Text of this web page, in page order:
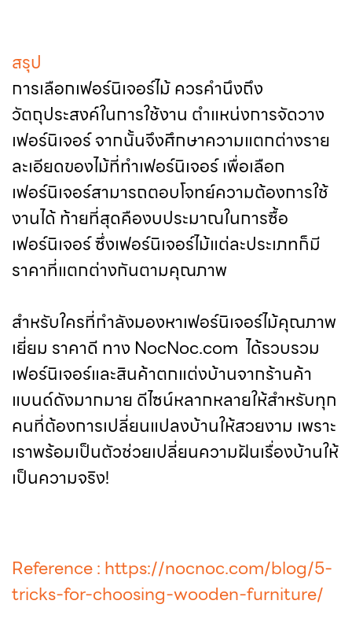
สรุป
การเลือกเฟอร์นิเจอร์ไม้ ควรคำนึงถึง
วัตถุประสงค์ในการใช้งาน ตำแหน่งการจัดวาง
เฟอร์นิเจอร์ จากนั้นจึงศึกษาความแตกต่างราย
ละเอียดของไม้ที่ทำเฟอร์นิเจอร์ เพื่อเลือก
เฟอร์นิเจอร์สามารถตอบโจทย์ความต้องการใช้
งานได้ ท้ายที่สุดคืองบประมาณในการซื้อ
เฟอร์นิเจอร์ ซึ่งเฟอร์นิเจอร์ไม้แต่ละประเภทก็มี
ราคาที่แตกต่างกันตามคุณภาพ
สำหรับใครที่กำลังมองหาเฟอร์นิเจอร์ไม้คุณภาพ
เยี่ยม ราคาดี ทาง NocNoc.com ได้รวบรวม
เฟอร์นิเจอร์และสินค้าตกแต่งบ้านจากร้านค้า
แบนด์ดังมากมาย ดีไซน์หลากหลายให้สำหรับทุก
คนที่ต้องการเปลี่ยนแปลงบ้านให้สวยงาม เพราะ
เราพร้อมเป็นตัวช่วยเปลี่ยนความฝันเรื่องบ้านให้
เป็นความจริง!
Reference : https://nocnoc.com/blog/5-
tricks-for-choosing-wooden-furniture/